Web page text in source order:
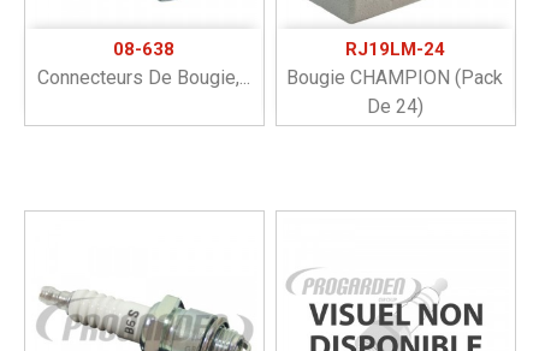
08-638
Connecteurs De Bougie,...
RJ19LM-24
Bougie CHAMPION (pack
De 24)